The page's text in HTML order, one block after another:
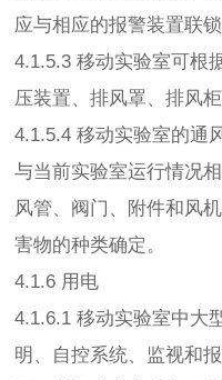
应与相应的报警装置联锁
4.1.5.3 移动实验室可根
压装置、排风罩、排风
4.1.5.4 移动实验室的通
与当前实验室运行情况
风管、阀门、附件和风
害物的种类确定。
4.1.6 用电
4.1.6.1 移动实验室中大
明、自控系统、监视和